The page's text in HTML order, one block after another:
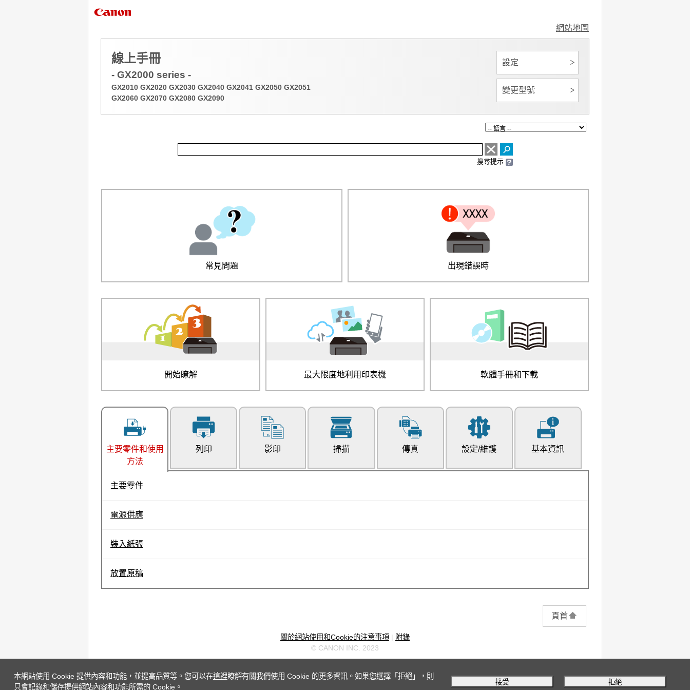
本網站使用 Cookie 提供內容和功能，並提高品質等。您可以在這裡瞭解有關我們使用 Cookie 的更多資訊。如果您選擇「拒絕」，則
只會記錄和儲存提供網站內容和功能所需的 Cookie。
接受 拒絕
網站地圖
線上手冊
- GX2000 series -
GX2010 GX2020 GX2030 GX2040 GX2041 GX2050 GX2051
GX2060 GX2070 GX2080 GX2090
設定
變更型號
搜尋提示
常見問題 出現錯誤時
開始瞭解 最大限度地利用印表機 軟體手冊和下載
主要零件和使用
方法
列印 影印 掃描 傳真 設定/維護 基本資訊
主要零件
電源供應
裝入紙張
放置原稿
頁首
關於網站使用和Cookie的注意事項 | 附錄
© CANON INC. 2023